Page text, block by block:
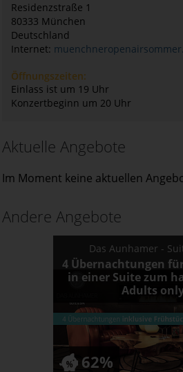
Residenzstraße 1
80333 München
Deutschland
Internet:
Öffnungszeiten:
Einlass ist um 19 Uhr
Konzertbeginn um 20 Uhr
Aktuelle Angebote
Im Moment keine aktuellen
Andere Angebote
Das Aunhamer -
4 Übernachtungen
in einer Suite zum
Adults
62%